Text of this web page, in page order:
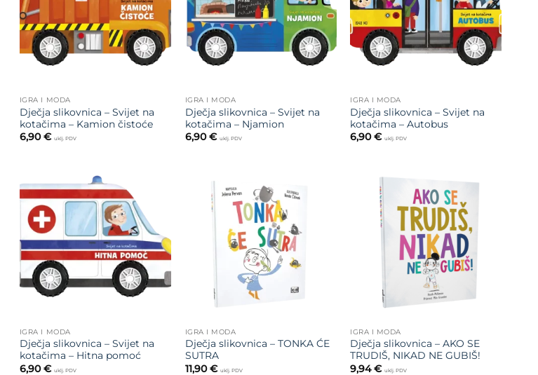
IGRA I MODA
Dječja slikovnica – Svijet na
kotačima – Kamion čistoće
6,90€ uklj. PDV
IGRA I MODA
Dječja slikovnica – Svijet na
kotačima – Njamion
6,90€ uklj. PDV
IGRA I MODA
Dječja slikovnica – Svijet na
kotačima – Autobus
6,90€ uklj. PDV
Dodajte
na listu
želja
IGRA I MODA
Dječja slikovnica – Svijet na
kotačima – Hitna pomoć
6,90€ uklj. PDV
IGRA I MODA
Dječja slikovnica – TONKA ĆE
SUTRA
11,90€ uklj. PDV
Dodajte
na listu
želja
IGRA I MODA
Dječja slikovnica – AKO SE
TRUDIŠ, NIKAD NE GUBIŠ!
9,94€ uklj. PDV